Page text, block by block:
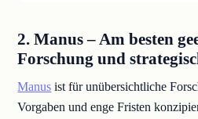
2. Manus – Am besten
Forschung und
Manus ist für unübersichtliche
Vorgaben und enge Fristen